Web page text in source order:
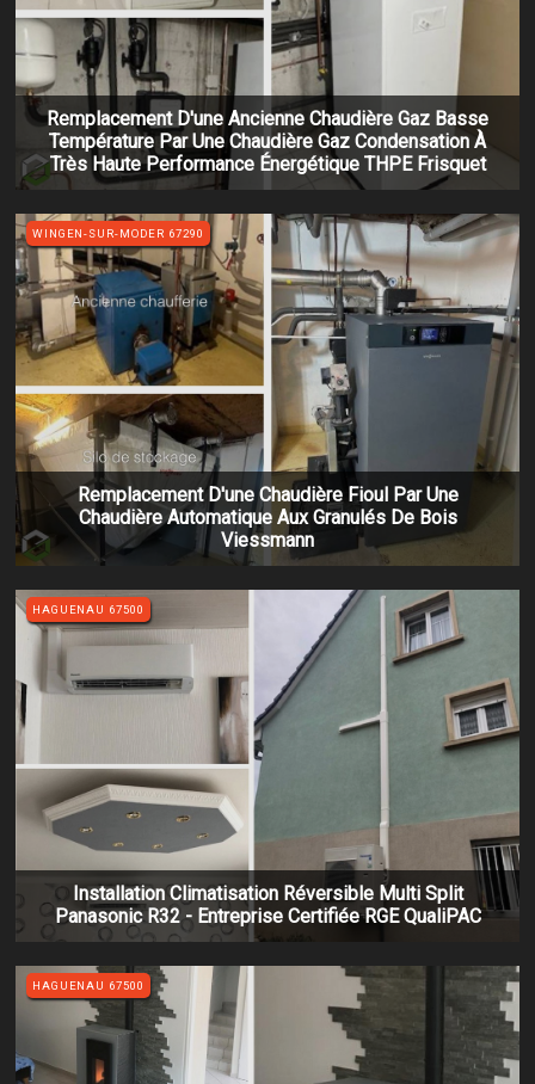
Remplacement D'une Ancienne Chaudière Gaz Basse
Température Par Une Chaudière Gaz Condensation À
Très Haute Performance Énergétique THPE Frisquet
Remplacement D'une Chaudière Fioul Par Une
Chaudière Automatique Aux Granulés De Bois
Viessmann
WINGEN-SUR-MODER 67290
Installation Climatisation Réversible Multi Split
Panasonic R32 - Entreprise Certifiée RGE QualiPAC
HAGUENAU 67500
HAGUENAU 67500